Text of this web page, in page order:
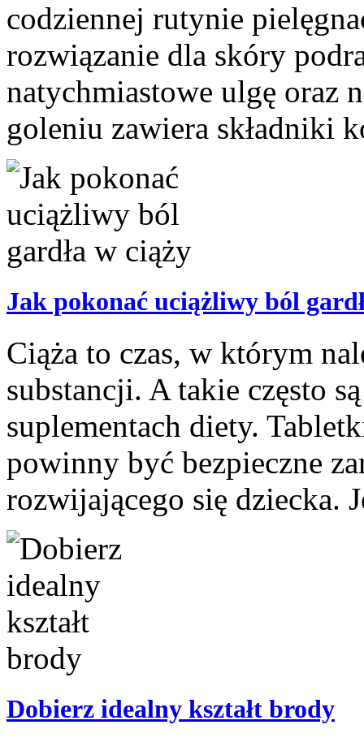
codziennej rutynie
rozwiązanie dla skóry
natychmiastowe ulgę oraz
goleniu zawiera składniki
Jak pokonać uciążliwy ból
Ciąża to czas, w którym
substancji. A takie często
suplementach diety.
powinny być bezpieczne
rozwijającego się dziecka.
Dobierz idealny kształt brody